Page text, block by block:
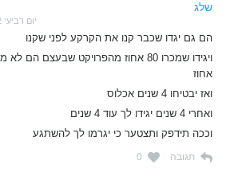
שלג
יום רביעי 09/11/2022 6:46 am
הם גם יגדו שכבר קנו את הקרקע לפני שקנו
אחוז
ואז יבטיחו 4 שנים אכלוס
ואחרי 4 שנים יגידו לך עוד 4 שנים
וככה תידפק ותצטער כי יגרמו לך להשתגע
תגובה 0